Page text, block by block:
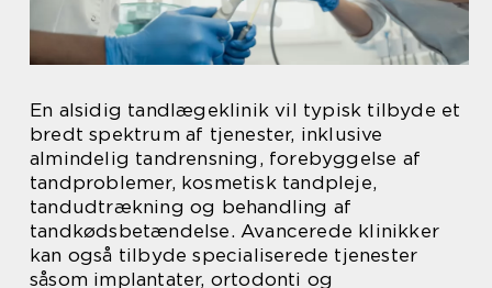
En alsidig tandlægeklinik vil typisk tilbyde et
bredt spektrum af tjenester, inklusive
almindelig tandrensning, forebyggelse af
tandproblemer, kosmetisk tandpleje,
tandudtrækning og behandling af
tandkødsbetændelse. Avancerede klinikker
kan også tilbyde specialiserede tjenester
såsom implantater, ortodonti og